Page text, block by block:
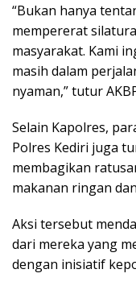
“Bukan hanya
mempererat
masyarakat. Kami
masih dalam
nyaman,” tutur
Selain Kapolres,
Polres Kediri juga
membagikan
makanan ringan
Aksi tersebut
dari mereka yang
dengan inisiatif